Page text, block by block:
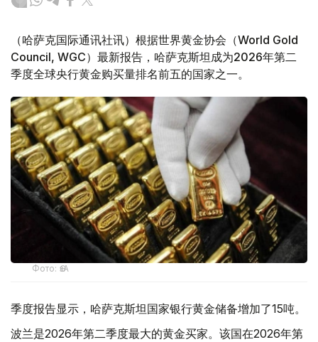
（哈萨克国际通讯社讯）根据世界黄金协会（World Gold
Council, WGC）最新报告，哈萨克斯坦成为2026年第二
季度全球央行黄金购买量排名前五的国家之一。
Фото: ӨзА
季度报告显示，哈萨克斯坦国家银行黄金储备增加了15吨。
波兰是2026年第二季度最大的黄金买家。该国在2026年第